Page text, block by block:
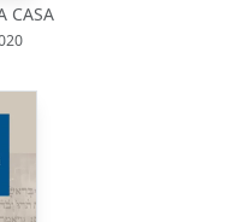
CASA